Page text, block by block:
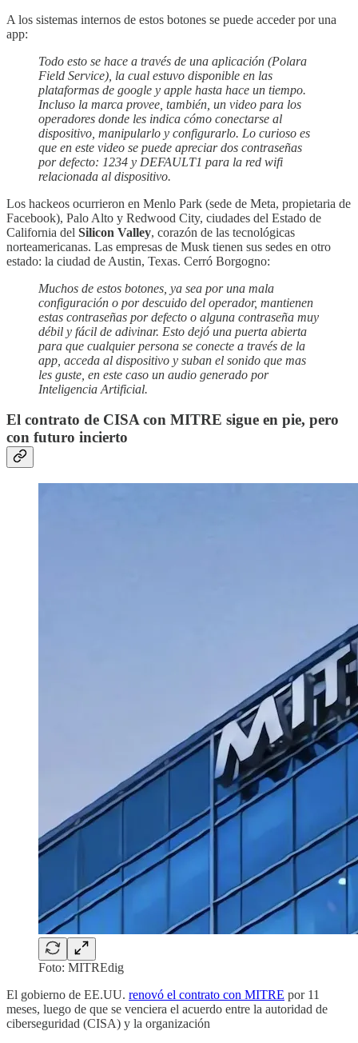
A los sistemas internos de estos botones se puede acceder por una
app:
Todo esto se hace a través de una aplicación (Polara
Field Service), la cual estuvo disponible en las
plataformas de google y apple hasta hace un tiempo.
Incluso la marca provee, también, un video para los
operadores donde les indica cómo conectarse al
dispositivo, manipularlo y configurarlo. Lo curioso es
que en este video se puede apreciar dos contraseñas
por defecto: 1234 y DEFAULT1 para la red wifi
relacionada al dispositivo.
Los hackeos ocurrieron en Menlo Park (sede de Meta, propietaria de
Facebook), Palo Alto y Redwood City, ciudades del Estado de
California del Silicon Valley, corazón de las tecnológicas
norteamericanas. Las empresas de Musk tienen sus sedes en otro
estado: la ciudad de Austin, Texas. Cerró Borgogno:
Muchos de estos botones, ya sea por una mala
configuración o por descuido del operador, mantienen
estas contraseñas por defecto o alguna contraseña muy
débil y fácil de adivinar. Esto dejó una puerta abierta
para que cualquier persona se conecte a través de la
app, acceda al dispositivo y suban el sonido que mas
les guste, en este caso un audio generado por
Inteligencia Artificial.
El contrato de CISA con MITRE sigue en pie, pero
con futuro incierto
Foto: MITREdig
El gobierno de EE.UU. renovó el contrato con MITRE por 11
meses, luego de que se venciera el acuerdo entre la autoridad de
ciberseguridad (CISA) y la organización